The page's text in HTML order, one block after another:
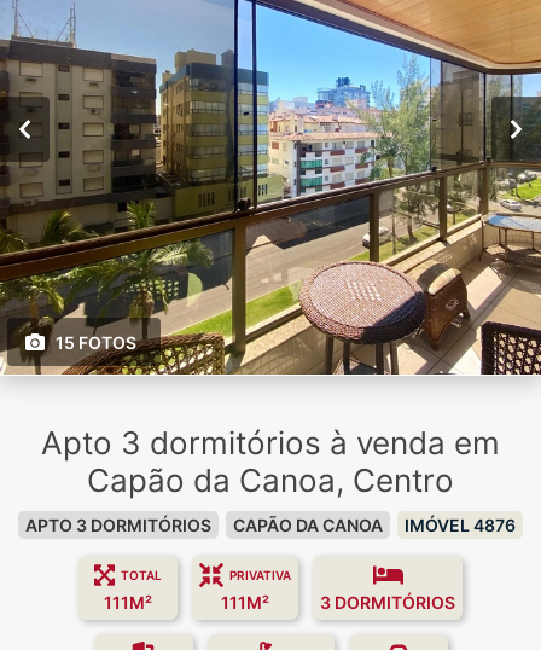
15 FOTOS
Apto 3 dormitórios à venda em
Capão da Canoa, Centro
APTO 3 DORMITÓRIOS CAPÃO DA CANOA IMÓVEL 4876
TOTAL
111M²
PRIVATIVA
111M² 3 DORMITÓRIOS